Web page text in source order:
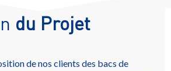
du Projet
de nos clients des bacs de